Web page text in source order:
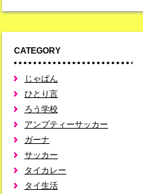
CATEGORY
じゃぱん
ひとり言
ろう学校
アンプティーサッカー
ガーナ
サッカー
タイカレー
タイ生活